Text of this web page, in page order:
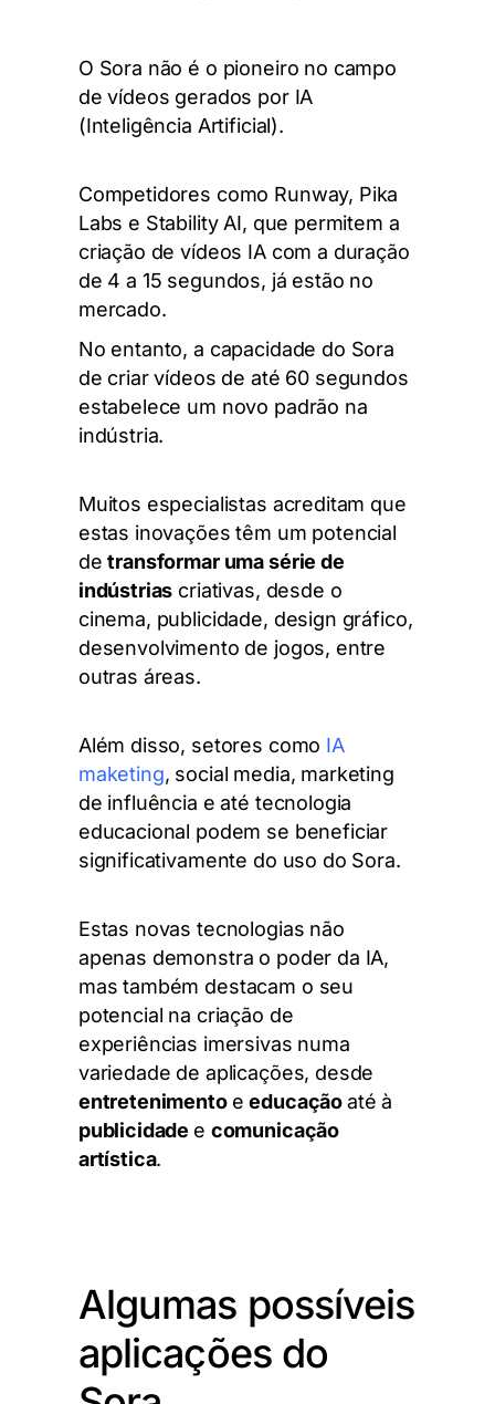
O Sora não é o pioneiro no campo
de vídeos gerados por IA
(Inteligência Artificial).
Competidores como Runway, Pika
Labs e Stability AI, que permitem a
criação devídeos IAcom a duração
de 4 a 15 segundos, já estão no
mercado.
No entanto, a capacidade do Sora
de criar vídeos de até 60 segundos
estabelece um novo padrão na
indústria.
Muitos especialistas acreditam que
estas inovações têm um potencial
detransformar uma série de
indústrias criativas, desde o
cinema, publicidade, design gráfico,
desenvolvimento de jogos, entre
outras áreas.
Além disso, setores como IA
maketing, social media, marketing
de influência e até tecnologia
educacional podem se beneficiar
significativamente do uso do Sora.
Estas novas tecnologias não
apenas demonstra o poder da IA,
mas também destacam o seu
potencial na criação de
experiências imersivas numa
variedade de aplicações, desde
entretenimento eeducaçãoaté à
publicidade e comunicação
artística.
Algumas possíveis
aplicações do